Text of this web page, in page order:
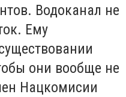
Водоканал не
Ему
они вообще не
Нацкомисии